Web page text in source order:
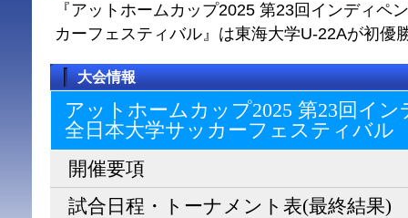
『アットホームカップ2025 第23回インディペ
カーフェスティバル』は東海大学U-22Aが初優
大会情報
アットホームカップ2025 第23回イ
全日本大学サッカーフェスティバル
開催要項
試合日程・トーナメント表(最終結果)